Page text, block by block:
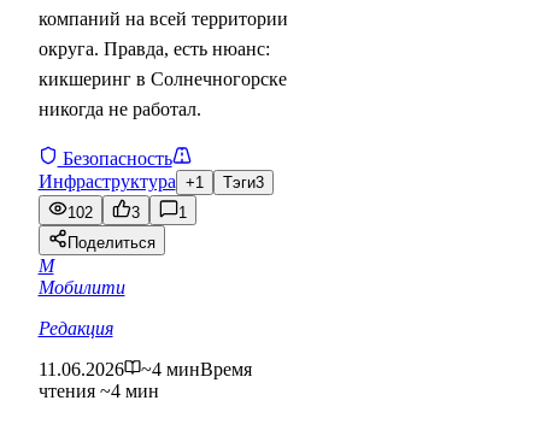
компаний на всей территории
округа. Правда, есть нюанс:
кикшеринг в Солнечногорске
никогда не работал.
Безопасность
Инфраструктура +1 Тэги3
102
3
1
Поделиться
М
Мобилити
Редакция
11.06.2026
~4 минВремя
чтения ~4 мин